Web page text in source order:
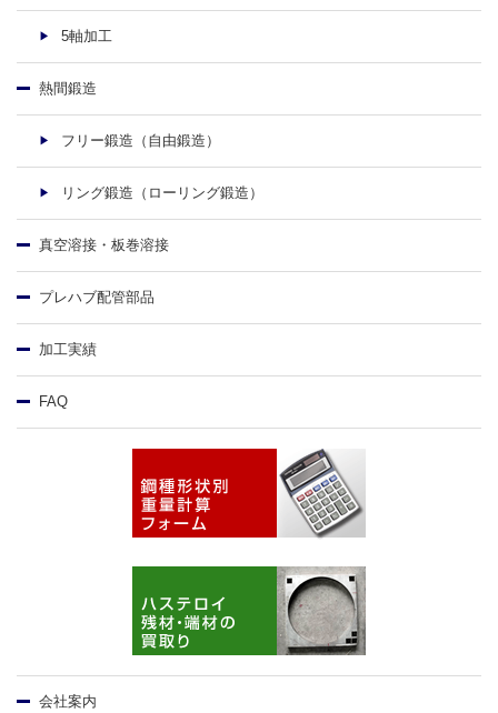
5軸加工
熱間鍛造
フリー鍛造（自由鍛造）
リング鍛造（ローリング鍛造）
真空溶接・板巻溶接
プレハブ配管部品
加工実績
FAQ
会社案内